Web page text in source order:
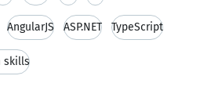
AngularJS ASP.NET TypeScript
skills